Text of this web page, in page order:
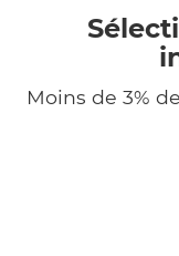
Moins de 3%